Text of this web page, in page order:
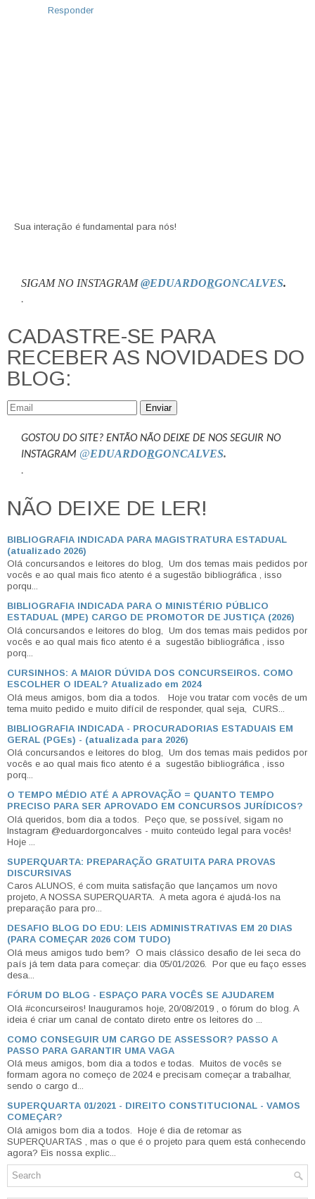
Responder
Sua interação é fundamental para nós!
SIGAM NO INSTAGRAM@EDUARDORGONCALVES.
.
CADASTRE-SE PARA
RECEBER AS NOVIDADES DO
BLOG:
Enviar
GOSTOU DO SITE? ENTÃO NÃO DEIXE DE NOS SEGUIR NO
INSTAGRAM @EDUARDORGONCALVES.
.
NÃO DEIXE DE LER!
BIBLIOGRAFIA INDICADA PARA MAGISTRATURA ESTADUAL
(atualizado 2026)
Olá concursandos e leitores do blog, Um dos temas mais pedidos por
vocês e ao qual mais fico atento é a sugestão bibliográfica , isso
porqu...
BIBLIOGRAFIA INDICADA PARA O MINISTÉRIO PÚBLICO
ESTADUAL (MPE) CARGO DE PROMOTOR DE JUSTIÇA (2026)
Olá concursandos e leitores do blog, Um dos temas mais pedidos por
vocês e ao qual mais fico atento é a sugestão bibliográfica , isso
porq...
CURSINHOS: A MAIOR DÚVIDA DOS CONCURSEIROS. COMO
ESCOLHER O IDEAL? Atualizado em 2024
Olá meus amigos, bom dia a todos. Hoje vou tratar com vocês de um
tema muito pedido e muito difícil de responder, qual seja, CURS...
BIBLIOGRAFIA INDICADA - PROCURADORIAS ESTADUAIS EM
GERAL (PGEs) - (atualizada para 2026)
Olá concursandos e leitores do blog, Um dos temas mais pedidos por
vocês e ao qual mais fico atento é a sugestão bibliográfica , isso
porq...
O TEMPO MÉDIO ATÉ A APROVAÇÃO = QUANTO TEMPO
PRECISO PARA SER APROVADO EM CONCURSOS JURÍDICOS?
Olá queridos, bom dia a todos. Peço que, se possível, sigam no
Instagram @eduardorgoncalves - muito conteúdo legal para vocês!
Hoje ...
SUPERQUARTA: PREPARAÇÃO GRATUITA PARA PROVAS
DISCURSIVAS
Caros ALUNOS, é com muita satisfação que lançamos um novo
projeto, A NOSSA SUPERQUARTA. A meta agora é ajudá-los na
preparação para pro...
DESAFIO BLOG DO EDU: LEIS ADMINISTRATIVAS EM 20 DIAS
(PARA COMEÇAR 2026 COM TUDO)
Olá meus amigos tudo bem? O mais clássico desafio de lei seca do
país já tem data para começar: dia 05/01/2026. Por que eu faço esses
desa...
FÓRUM DO BLOG - ESPAÇO PARA VOCÊS SE AJUDAREM
Olá #concurseiros! Inauguramos hoje, 20/08/2019 , o fórum do blog. A
ideia é criar um canal de contato direto entre os leitores do ...
COMO CONSEGUIR UM CARGO DE ASSESSOR? PASSO A
PASSO PARA GARANTIR UMA VAGA
Olá meus amigos, bom dia a todos e todas. Muitos de vocês se
formam agora no começo de 2024 e precisam começar a trabalhar,
sendo o cargo d...
SUPERQUARTA 01/2021 - DIREITO CONSTITUCIONAL - VAMOS
COMEÇAR?
Olá amigos bom dia a todos. Hoje é dia de retomar as
SUPERQUARTAS , mas o que é o projeto para quem está conhecendo
agora? Eis nossa explic...